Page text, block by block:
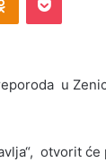
u
otvorit će